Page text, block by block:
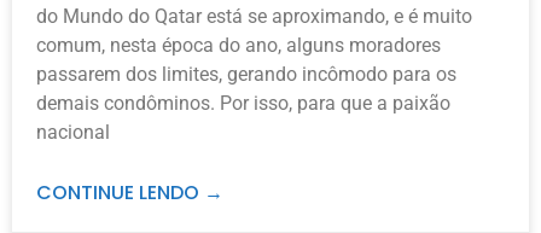
do Mundo do Qatar está se aproximando, e é muito
comum, nesta época do ano, alguns moradores
passarem dos limites, gerando incômodo para os
demais condôminos. Por isso, para que a paixão
nacional
CONTINUE LENDO →